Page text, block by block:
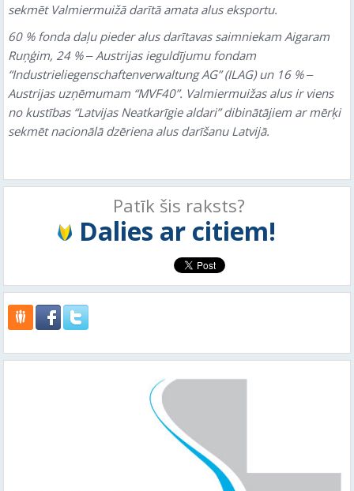
sekmēt Valmiermuižā darītā amata alus eksportu.
60 % fonda daļu pieder alus darītavas saimniekam Aigaram
Ruņģim, 24 %‒Austrijas ieguldījumu fondam
“Industrieliegenschaftenverwaltung AG” (ILAG) un 16 %‒
Austrijas uzņēmumam “MVF40”. Valmiermuižas alus ir viens
no kustības “Latvijas Neatkarīgie aldari” dibinātājiem ar mērķi
sekmēt nacionālā dzēriena alus darīšanu Latvijā.
Patīk šis raksts?
Dalies ar citiem!